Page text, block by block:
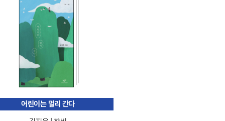
어린이는 멀리 간다